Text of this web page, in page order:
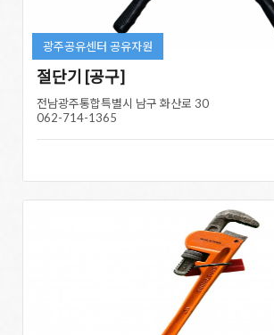
광주공유센터 공유자원
절단기 [공구]
전남광주통합특별시 남구 화산로 30
062-714-1365